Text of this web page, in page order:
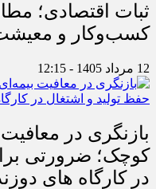
ثبات اقتصادی؛
کسب‌وکار و
12 مرداد 1405 - 12:15
بازنگری در
کوچک؛ ضرورتی
در کارگاه های